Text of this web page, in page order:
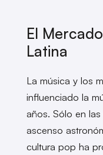
El
Latina
La música y los
influenciado la
años. Sólo en
ascenso
cultura pop ha